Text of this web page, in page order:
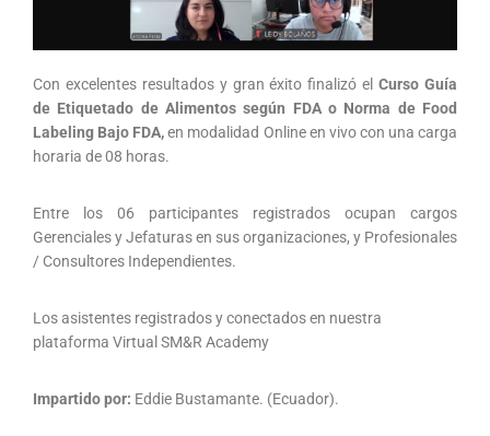
Con excelentes resultados y gran éxito finalizó elCurso Guía
de Etiquetado de Alimentos según FDA o Norma de Food
Labeling Bajo FDA,en modalidad Online en vivo con una carga
horaria de 08 horas.
Entre los 06 participantes registrados ocupan cargos
Gerenciales y Jefaturas en sus organizaciones, y Profesionales
/ Consultores Independientes.
Los asistentes registrados y conectados en nuestra
plataforma Virtual SM&R Academy
Impartido por: Eddie Bustamante. (Ecuador).